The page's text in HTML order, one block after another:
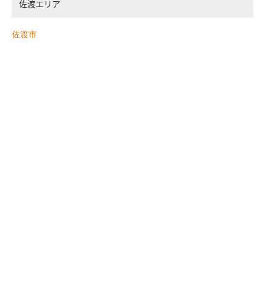
佐渡エリア
佐渡市